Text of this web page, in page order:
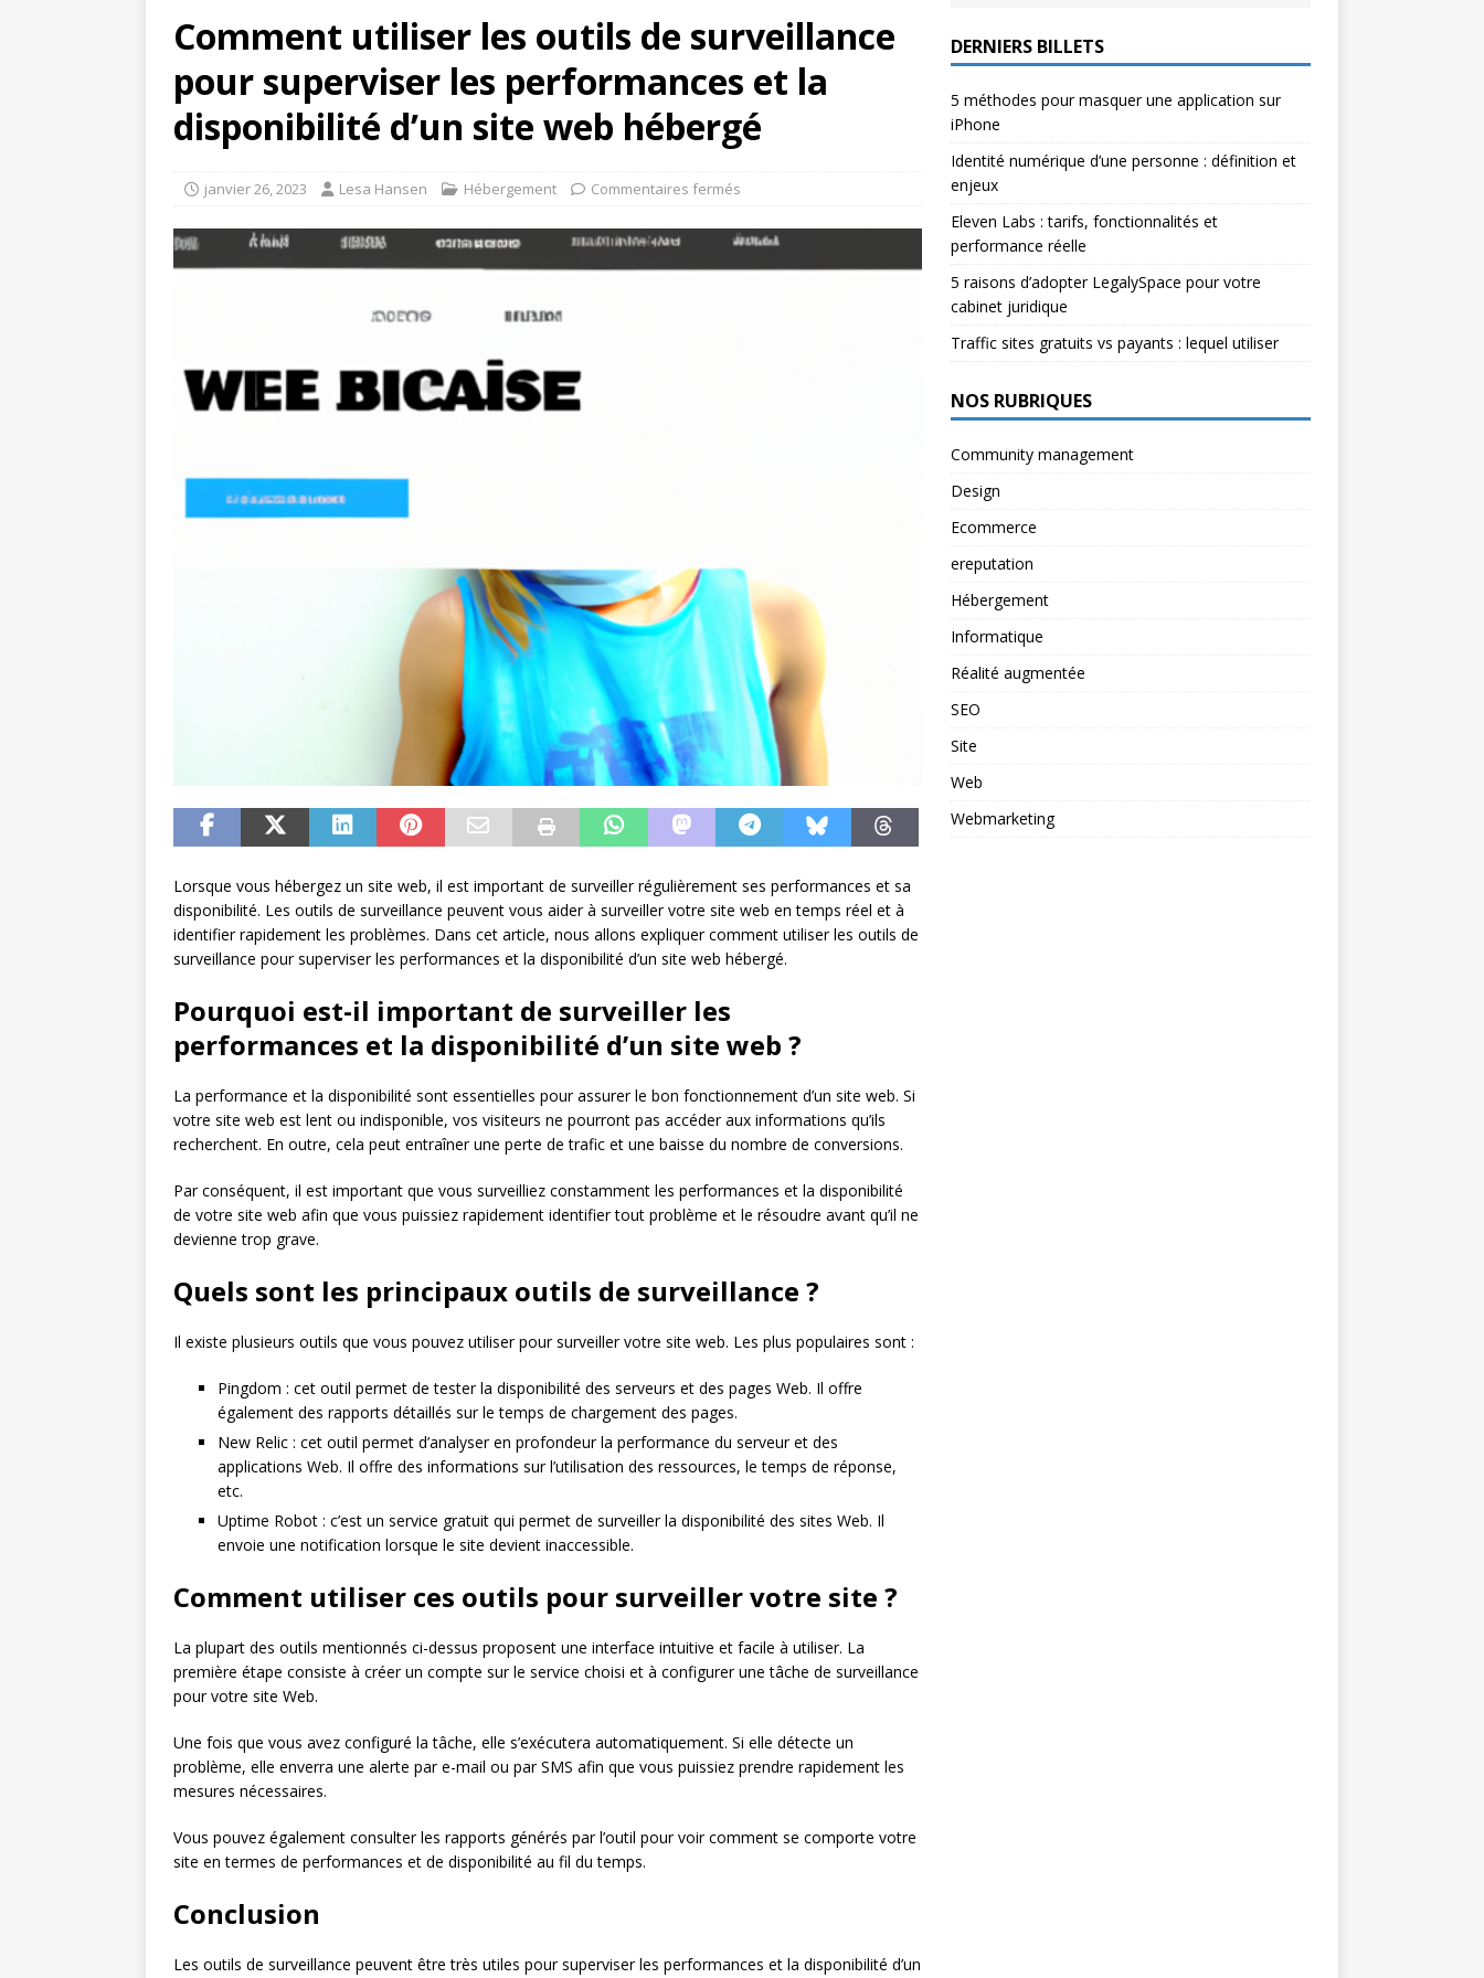
Comment utiliser les outils de surveillance
pour superviser les performances et la
disponibilité d’un site web hébergé
janvier 26, 2023 Lesa Hansen Hébergement Commentaires fermés
Lorsque vous hébergez un site web, il est important de surveiller régulièrement ses performances et sa
disponibilité. Les outils de surveillance peuvent vous aider à surveiller votre site web en temps réel et à
identifier rapidement les problèmes. Dans cet article, nous allons expliquer comment utiliser les outils de
surveillance pour superviser les performances et la disponibilité d’un site web hébergé.
Pourquoi est-il important de surveiller les
performances et la disponibilité d’un site web ?
La performance et la disponibilité sont essentielles pour assurer le bon fonctionnement d’un site web. Si
votre site web est lent ou indisponible, vos visiteurs ne pourront pas accéder aux informations qu’ils
recherchent. En outre, cela peut entraîner une perte de trafic et une baisse du nombre de conversions.
Par conséquent, il est important que vous surveilliez constamment les performances et la disponibilité
de votre site web afin que vous puissiez rapidement identifier tout problème et le résoudre avant qu’il ne
devienne trop grave.
Quels sont les principaux outils de surveillance ?
Il existe plusieurs outils que vous pouvez utiliser pour surveiller votre site web. Les plus populaires sont :
Pingdom : cet outil permet de tester la disponibilité des serveurs et des pages Web. Il offre
également des rapports détaillés sur le temps de chargement des pages.
New Relic : cet outil permet d’analyser en profondeur la performance du serveur et des
applications Web. Il offre des informations sur l’utilisation des ressources, le temps de réponse,
etc.
Uptime Robot : c’est un service gratuit qui permet de surveiller la disponibilité des sites Web. Il
envoie une notification lorsque le site devient inaccessible.
Comment utiliser ces outils pour surveiller votre site ?
La plupart des outils mentionnés ci-dessus proposent une interface intuitive et facile à utiliser. La
première étape consiste à créer un compte sur le service choisi et à configurer une tâche de surveillance
pour votre site Web.
Une fois que vous avez configuré la tâche, elle s’exécutera automatiquement. Si elle détecte un
problème, elle enverra une alerte par e-mail ou par SMS afin que vous puissiez prendre rapidement les
mesures nécessaires.
Vous pouvez également consulter les rapports générés par l’outil pour voir comment se comporte votre
site en termes de performances et de disponibilité au fil du temps.
Conclusion
Les outils de surveillance peuvent être très utiles pour superviser les performances et la disponibilité d’un
DERNIERS BILLETS
5 méthodes pour masquer une application sur
iPhone
Identité numérique d’une personne : définition et
enjeux
Eleven Labs : tarifs, fonctionnalités et
performance réelle
5 raisons d’adopter LegalySpace pour votre
cabinet juridique
Traffic sites gratuits vs payants : lequel utiliser
NOS RUBRIQUES
Community management
Design
Ecommerce
ereputation
Hébergement
Informatique
Réalité augmentée
SEO
Site
Web
Webmarketing